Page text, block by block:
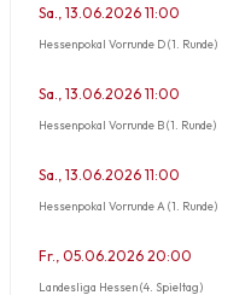
Sa., 13.06.2026 11:00
Hessenpokal Vorrunde D (1. Runde)
Sa., 13.06.2026 11:00
Hessenpokal Vorrunde B (1. Runde)
Sa., 13.06.2026 11:00
Hessenpokal Vorrunde A (1. Runde)
Fr., 05.06.2026 20:00
Landesliga Hessen (4. Spieltag)